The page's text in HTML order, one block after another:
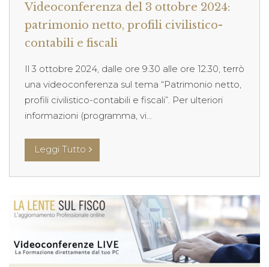
Videoconferenza del 3 ottobre 2024:
patrimonio netto, profili civilistico-
contabili e fiscali
Il 3 ottobre 2024, dalle ore 9.30 alle ore 12.30, terrò
una videoconferenza sul tema “Patrimonio netto,
profili civilistico-contabili e fiscali”. Per ulteriori
informazioni (programma, vi...
Leggi Tutto